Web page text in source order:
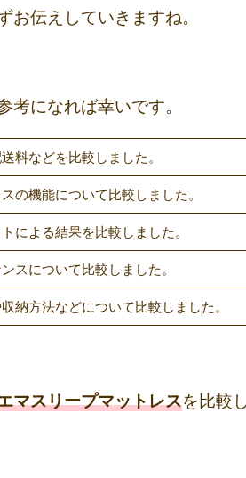
伝えしていきますね。
になれば幸いです。
料などを比較しました。
の機能について比較しました。
による結果を比較しました。
スについて比較しました。
納方法などについて比較しました。
マスリープマットレスを比較